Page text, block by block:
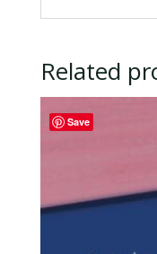
Related
Save